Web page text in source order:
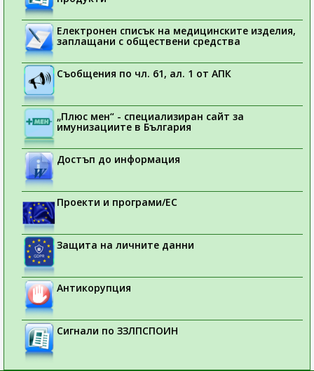
Електронен списък на медицинските изделия,
заплащани с обществени средства
Съобщения по чл. 61, ал. 1 от АПК
„Плюс мен“ - специализиран сайт за
имунизациите в България
Достъп до информация
Проекти и програми/ЕС
Защита на личните данни
Антикорупция
Сигнали по ЗЗЛПСПОИН